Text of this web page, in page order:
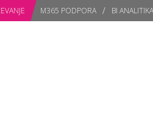
M365 PODPORA BI ANALITIKA